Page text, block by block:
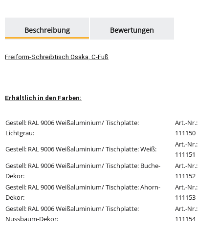
Beschreibung
Bewertungen
Freiform-Schreibtisch Osaka, C-Fuß
Erhältlich in den Farben:
Gestell: RAL 9006 Weißaluminium/ Tischplatte:
Lichtgrau:
Art.-Nr.:
111150
Gestell: RAL 9006 Weißaluminium/Tischplatte: Weiß:
Art.-Nr.:
111151
Gestell: RAL 9006 Weißaluminium/ Tischplatte: Buche-
Dekor:
Art.-Nr.:
111152
Gestell: RAL 9006 Weißaluminium/ Tischplatte: Ahorn-
Dekor:
Art.-Nr.:
111153
Gestell: RAL 9006 Weißaluminium/ Tischplatte:
Nussbaum-Dekor:
Art.-Nr.:
111154